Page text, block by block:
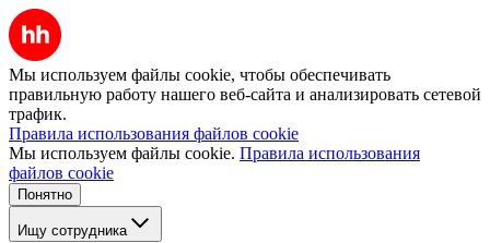
Мы используем файлы cookie, чтобы обеспечивать
правильную работу нашего веб-сайта и анализировать сетевой
трафик.
Правила использования файлов cookie
Мы используем файлы cookie. Правила использования
файлов cookie
Понятно
Ищу сотрудника